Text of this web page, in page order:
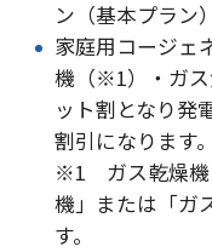
ン（基本プラン
家庭用コージェ
機（※1）・ガス
ット割となり発
割引になります。
※1 ガス乾燥機
機」または「ガ
す。